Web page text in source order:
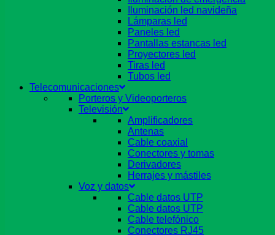
Iluminación led navideña
Lámparas led
Paneles led
Pantallas estancas led
Proyectores led
Tiras led
Tubos led
Telecomunicaciones
Porteros y Videoporteros
Televisión
Amplificadores
Antenas
Cable coaxial
Conectores y tomas
Derivadores
Herrajes y mástiles
Voz y datos
Cable datos UTP
Cable datos UTP
Cable telefónico
Conectores RJ45